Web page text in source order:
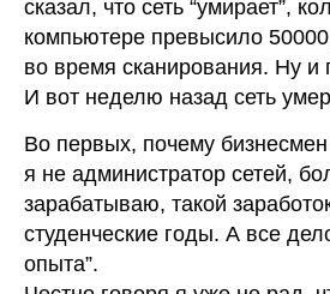
сказал, что сеть “умирает”,
компьютере превысило
во время сканирования. Ну и
И вот неделю назад сеть
Во первых, почему
я не администратор сетей,
зарабатываю, такой
студенческие годы. А все
опыта”.